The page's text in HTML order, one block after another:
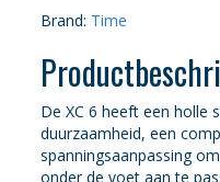
Brand: Time
De XC 6 heeft een holle
duurzaamheid, een
spanningsaanpassing
onder de voet aan te